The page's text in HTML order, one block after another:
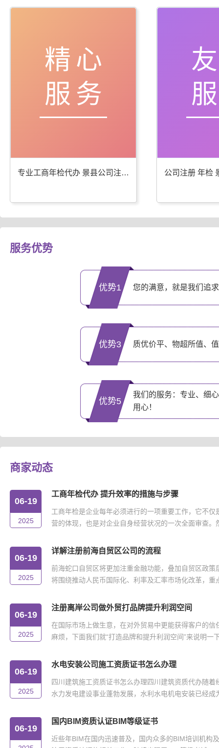
精心
服务
专业工商年检代办 景县公司注册服务优
服务优势
优势1 您的满意，就是我们追
优势3 质优价平、物超所值、
优势5
我们的服务：专业、细
用心！
商家动态
06-19
2025
工商年检代办 提升效率的措施与步骤
工商年检是企业每年必须进行的一项重要工作，它不仅
营的体现，也是对企业自身经营状况的一次全面审查。
06-19
2025
详解注册前海自贸区公司的流程
前海蛇口自贸区将更加注重金融功能，叠加自贸区政策
将围绕推动人民币国际化、利率及汇率市场化改革，重
06-19
2025
注册离岸公司做外贸打品牌提升利润空间
在国际市场上做生意，在对外贸易中更能获得客户的信
麻烦，下面我们就“打造品牌和提升利润空间”来说明一
06-19
2025
水电安装公司施工资质证书怎么办理
四川建筑施工资质证书怎么办理四川建筑资质代办随着
水力发电建设事业蓬勃发展，水利水电机电安装已经成
06-19
国内BIM资质认证BIM等级证书
近些年BIM在国内迅速普及，国内众多的BIM培训机构